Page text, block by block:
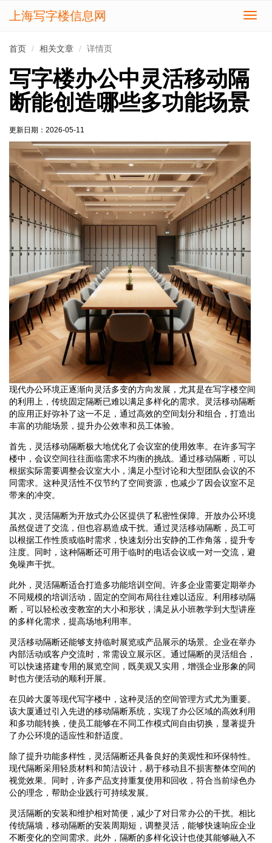
切
上海写字楼信息网
首页 相关文章 详情页
写字楼办公中灵活移动隔
断能创造哪些多功能场景
更新日期： 2026-05-11
现代办公环境正逐渐向灵活多变的方向发展，尤其是在写字楼空间
的利用上，传统固定隔断已难以满足多样化的需求。灵活移动隔断
的应用正好弥补了这一不足，通过高效的空间划分和组合，打造出
丰富的功能场景，提升办公效率和员工体验。
首先，灵活移动隔断极大地优化了会议室的使用效率。在许多写字
楼中，会议空间往往面临需求不均衡的挑战。通过移动隔断，可以
根据实际需要调整会议室大小，满足小型讨论和大型团队会议的不
同需求。这种灵活性不仅节约了空间资源，也减少了因会议室不足
带来的冲突。
其次，灵活隔断为开放式办公区提供了私密性保障。开放办公环境
虽然促进了交流，但也容易造成干扰。通过灵活移动隔断，员工可
以根据工作性质或临时需求，快速划分出安静的工作角落，提升专
注度。同时，这种隔断还可用于临时的电话会议或一对一交流，避
免噪声干扰。
此外，灵活隔断适合打造多功能培训空间。许多企业需要定期举办
不同规模的培训活动，固定的空间布局往往难以适应。利用移动隔
断，可以轻松改变教室的大小和形状，满足从小班教学到大型讲座
的多样化需求，提高场地利用率。
灵活移动隔断还能够支持临时展览或产品展示的场景。企业在举办
内部活动或客户交流时，常需设立展示区。通过隔断的灵活组合，
可以快速搭建专用的展览空间，既美观又实用，增强企业形象的同
时也方便活动的顺利开展。
在贝岭大厦等现代写字楼中，这种灵活的空间管理方式尤为重要。
该大厦通过引入先进的移动隔断系统，实现了办公区域的高效利用
和多功能转换，使员工能够在不同工作模式间自由切换，显著提升
了办公环境的适应性和舒适度。
除了提升功能多样性，灵活隔断还具备良好的美观性和环保特性。
现代隔断采用轻质材料和简洁设计，易于移动且不损害整体空间的
视觉效果。同时，许多产品支持重复使用和回收，符合当前绿色办
公的理念，帮助企业践行可持续发展。
灵活隔断的安装和维护相对简便，减少了对日常办公的干扰。相比
传统隔墙，移动隔断的安装周期短，调整灵活，能够快速响应企业
不断变化的空间需求。此外，隔断的多样化设计也使其能够融入不